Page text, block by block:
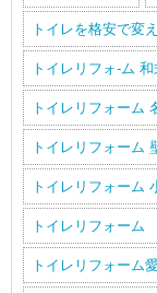
トイレを格安で変
トイレリフォ-ム
トイレリフォーム
トイレリフォーム
トイレリフォーム
トイレリフォーム
トイレリフォーム